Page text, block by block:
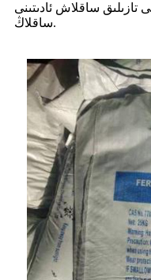
تازىلىق ساقلاش ئادىتىنى
ساقلاڭ.